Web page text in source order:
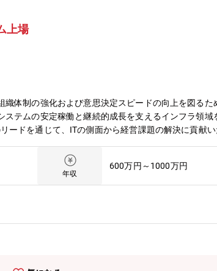
上場
織体制の強化および意思決定スピードの向上を図る
テムの安定稼働と継続的成長を支えるインフラ領域
ードを通じて、ITの側面から経営課題の解決に貢献
りもマネジメント業務を中心に、意思決定・推進・
協力会社含む）の統括・マネジメント・組織運営、
進・技術選定および導入企画（モダン化／効率化の
チームや他部門との連携によるプロジェクト推進■
環境）・保守運用・監視・パフォーマンス最適化・障
可視化および継続的な最適化【キャリアパス】本ポ
、部長ポジションを担っていただくことを期待して
年収
600万円～1000万円